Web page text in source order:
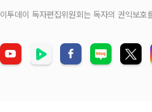
이투데이 독자편집위원회는 독자의 권익보